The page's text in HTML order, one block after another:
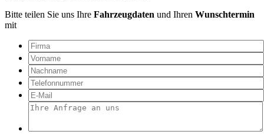
Bitte teilen Sie uns Ihre Fahrzeugdaten und Ihren Wunschtermin
mit